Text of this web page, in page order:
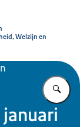
Welzijn en
januari